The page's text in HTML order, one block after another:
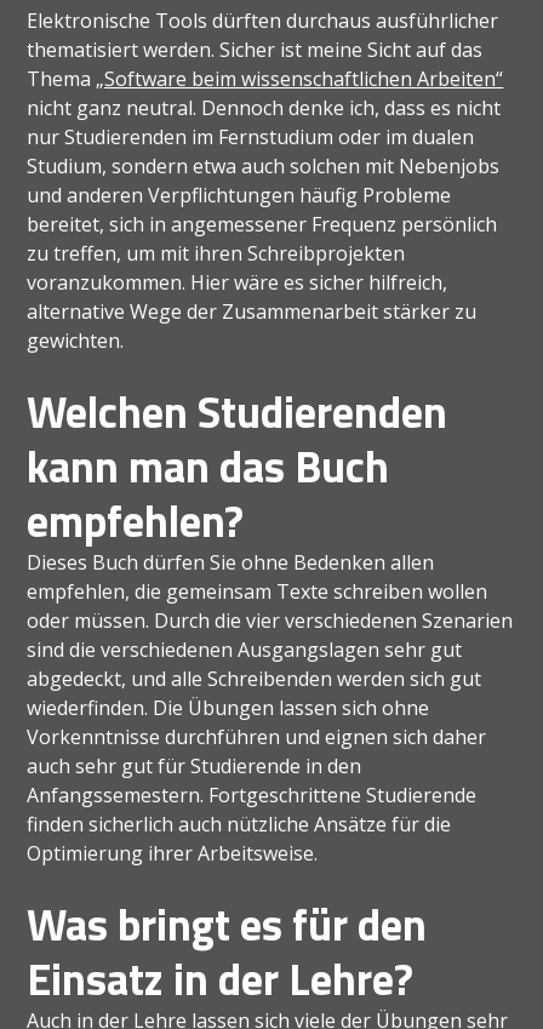
Elektronische Tools dürften durchaus ausführlicher
thematisiert werden. Sicher ist meine Sicht auf das
Thema„Software beim wissenschaftlichen Arbeiten“
nicht ganz neutral. Dennoch denke ich, dass es nicht
nur Studierenden im Fernstudium oder im dualen
Studium, sondern etwa auch solchen mit Nebenjobs
und anderen Verpflichtungen häufig Probleme
bereitet, sich in angemessener Frequenz persönlich
zu treffen, um mit ihren Schreibprojekten
voranzukommen. Hier wäre es sicher hilfreich,
alternative Wege der Zusammenarbeit stärker zu
gewichten.
Welchen Studierenden
kann man das Buch
empfehlen?
Dieses Buch dürfen Sie ohne Bedenken allen
empfehlen, die gemeinsam Texte schreiben wollen
oder müssen. Durch die vier verschiedenen Szenarien
sind die verschiedenen Ausgangslagen sehr gut
abgedeckt, und alle Schreibenden werden sich gut
wiederfinden. Die Übungen lassen sich ohne
Vorkenntnisse durchführen und eignen sich daher
auch sehr gut für Studierende in den
Anfangssemestern. Fortgeschrittene Studierende
finden sicherlich auch nützliche Ansätze für die
Optimierung ihrer Arbeitsweise.
Was bringt es für den
Einsatz in der Lehre?
Auch in der Lehre lassen sich viele der Übungen sehr